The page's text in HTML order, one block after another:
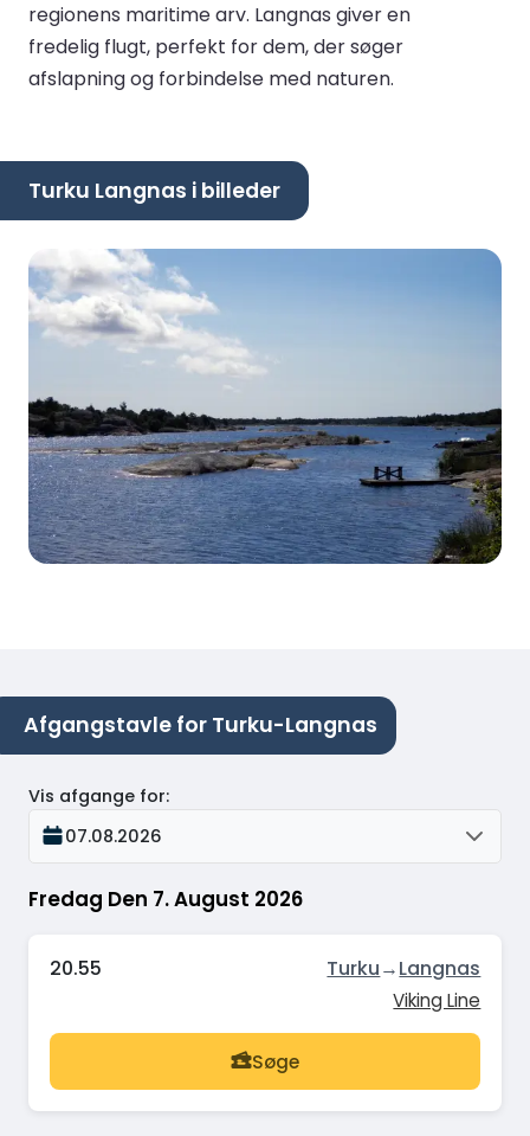
regionens maritime arv. Langnas giver en
fredelig flugt, perfekt for dem, der søger
afslapning og forbindelse med naturen.
Turku Langnas i billeder
Afgangstavle for Turku-Langnas
Fredag Den 7. August 2026
Vis afgange for:
07.08.2026
20.55 Turku→Langnas
Viking Line
Søge